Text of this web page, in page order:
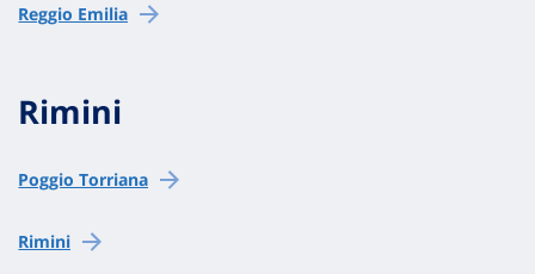
Reggio Emilia
Rimini
Poggio Torriana
Rimini